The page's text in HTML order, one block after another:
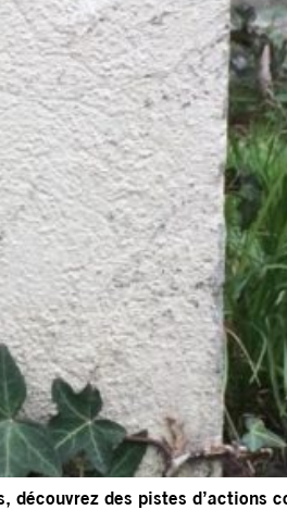
découvrez des pistes d’actions